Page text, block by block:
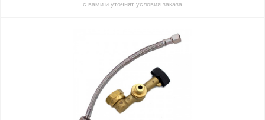
с вами и уточнят условия заказа